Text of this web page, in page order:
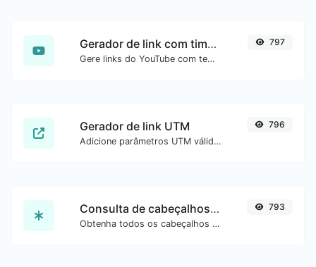
Gerador de link com timestamp do YouTube
Gere links do YouTube com tempo inicial exato, útil para usuários móveis.
797
Gerador de link UTM
Adicione parâmetros UTM válidos e gere um link rastreável UTM.
796
Consulta de cabeçalhos HTTP
Obtenha todos os cabeçalhos HTTP que uma URL retorna para uma requisição GET típica.
793